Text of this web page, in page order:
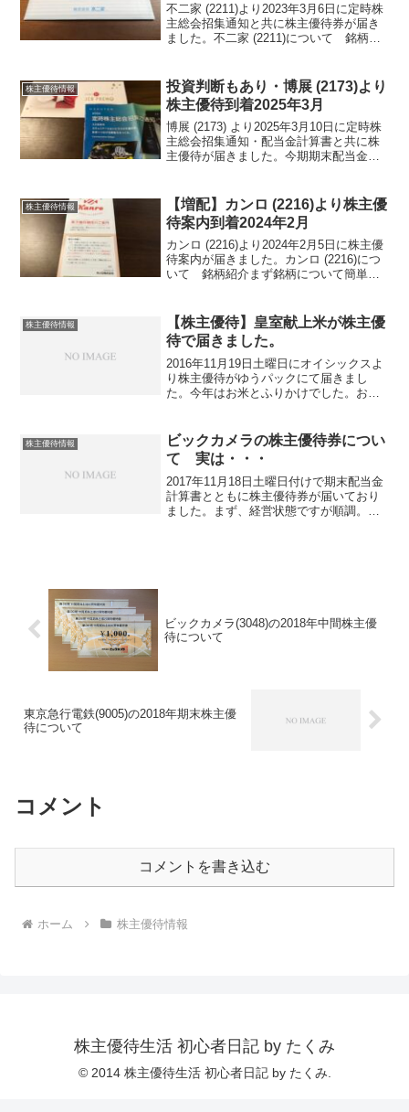
不二家 (2211)より2023年3月6日に定時株
主総会招集通知と共に株主優待券が届き
ました。不二家 (2211)について 銘柄紹
製菓が利益柱となっています。...
株主優待情報
投資判断もあり・博展 (2173)より
株主優待到着2025年3月
博展 (2173) より2025年3月10日に定時株
主総会招集通知・配当金計算書と共に株
主優待が届きました。今期期末配当金
いたします。博展 (2173) は、...
株主優待情報
【増配】カンロ (2216)より株主優
待案内到着2024年2月
カンロ (2216)より2024年2月5日に株主優
待案内が届きました。カンロ (2216)につ
いて 銘柄紹介まず銘柄について簡単に
主力となっています。三菱商事が...
株主優待情報
【株主優待】皇室献上米が株主優
待で届きました。
2016年11月19日土曜日にオイシックスよ
り株主優待がゆうパックにて届きまし
た。今年はお米とふりかけでした。お米
そして【阿蘇高菜ふりかけ】です。価格
を調べよう...
株主優待情報
ビックカメラの株主優待券につい
て 実は・・・
2017年11月18日土曜日付けで期末配当金
計算書とともに株主優待券が届いており
ました。まず、経営状態ですが順調。新
ビックカメラ(3048)の2018年中間株主優
待について
東京急行電鉄(9005)の2018年期末株主優
待について
コメント
コメントを書き込む
ホーム 株主優待情報
株主優待生活 初心者日記 by たくみ
© 2014 株主優待生活 初心者日記 by たくみ.